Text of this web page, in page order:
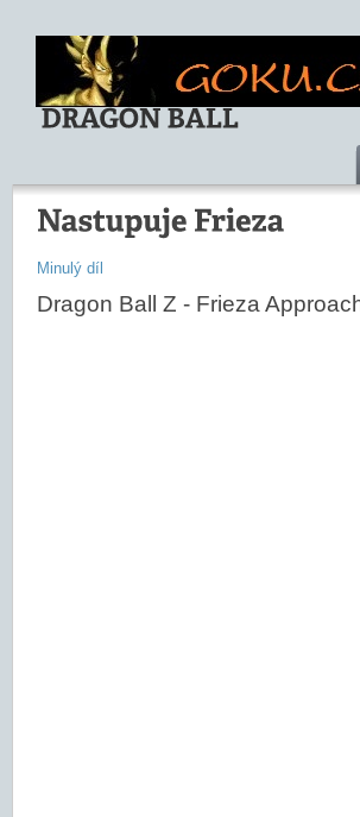
Minulý díl
Dragon Ball Z - Frieza